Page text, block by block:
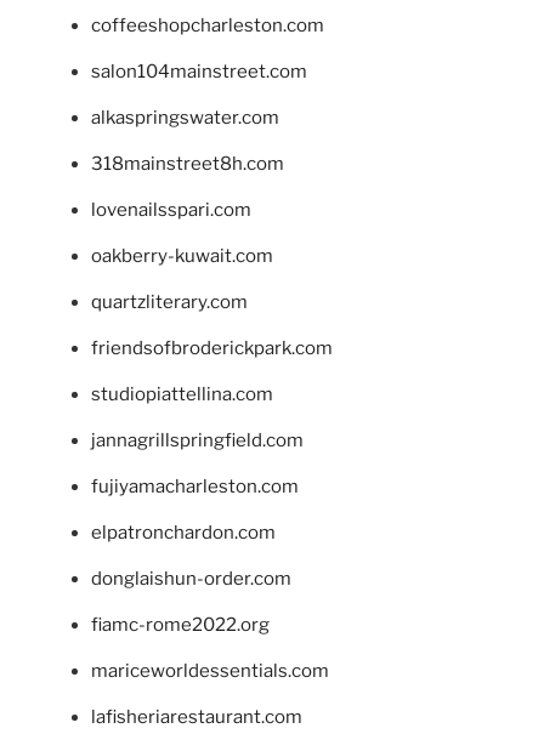
coffeeshopcharleston.com
salon104mainstreet.com
alkaspringswater.com
318mainstreet8h.com
lovenailsspari.com
oakberry-kuwait.com
quartzliterary.com
friendsofbroderickpark.com
studiopiattellina.com
jannagrillspringfield.com
fujiyamacharleston.com
elpatronchardon.com
donglaishun-order.com
fiamc-rome2022.org
mariceworldessentials.com
lafisheriarestaurant.com